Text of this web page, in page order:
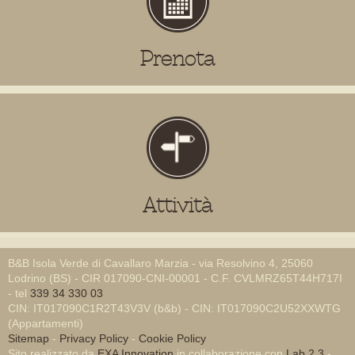
Prenota
Attività
B&B Isola Verde di Cavallaro Marzia - via Resolvino 4, 25060
Lodrino (BS) - CIR 017090-CNI-00001 - C.F. CVLMRZ65T44H717I
- tel 339 34 330 03
CIN: IT017090C1R2T43V3V (b&b) - CIN: IT017090C2U52XXWTG
(Appartamenti)
Sitemap - Privacy Policy - Cookie Policy